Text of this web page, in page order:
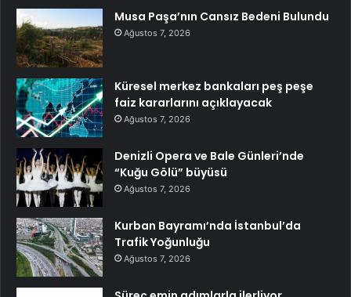
Musa Paşa’nın Cansız Bedeni Bulundu
Ağustos 7, 2026
Küresel merkez bankaları peş peşe
faiz kararlarını açıklayacak
Ağustos 7, 2026
Denizli Opera ve Bale Günleri’nde
“Kuğu Gölü” büyüsü
Ağustos 7, 2026
Kurban Bayramı’nda İstanbul’da
Trafik Yoğunluğu
Ağustos 7, 2026